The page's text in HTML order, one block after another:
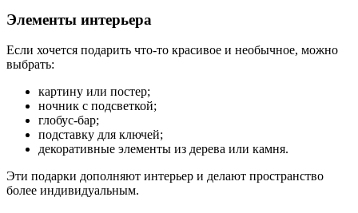
Элементы интерьера
Если хочется подарить что-то красивое и необычное, можно
выбрать:
картину или постер;
ночник с подсветкой;
глобус-бар;
подставку для ключей;
декоративные элементы из дерева или камня.
Эти подарки дополняют интерьер и делают пространство
более индивидуальным.